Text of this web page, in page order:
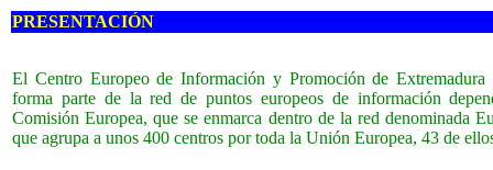
PRESENTACIÓN
El Centro Europeo de Información y Promoción de
forma parte de la red de puntos europeos de información
Comisión Europea, que se enmarca dentro de la red denominada
que agrupa a unos 400 centros por toda la Unión Europea, 43 de